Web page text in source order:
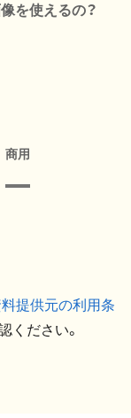
を使えるの？
商用
提供元の利用条
ください。